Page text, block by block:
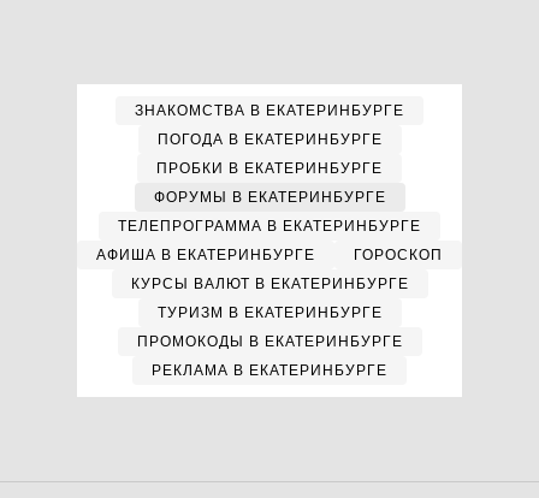
ЗНАКОМСТВА В ЕКАТЕРИНБУРГЕ
ПОГОДА В ЕКАТЕРИНБУРГЕ
ПРОБКИ В ЕКАТЕРИНБУРГЕ
ФОРУМЫ В ЕКАТЕРИНБУРГЕ
ТЕЛЕПРОГРАММА В ЕКАТЕРИНБУРГЕ
АФИША В ЕКАТЕРИНБУРГЕ
ГОРОСКОП
КУРСЫ ВАЛЮТ В ЕКАТЕРИНБУРГЕ
ТУРИЗМ В ЕКАТЕРИНБУРГЕ
ПРОМОКОДЫ В ЕКАТЕРИНБУРГЕ
РЕКЛАМА В ЕКАТЕРИНБУРГЕ